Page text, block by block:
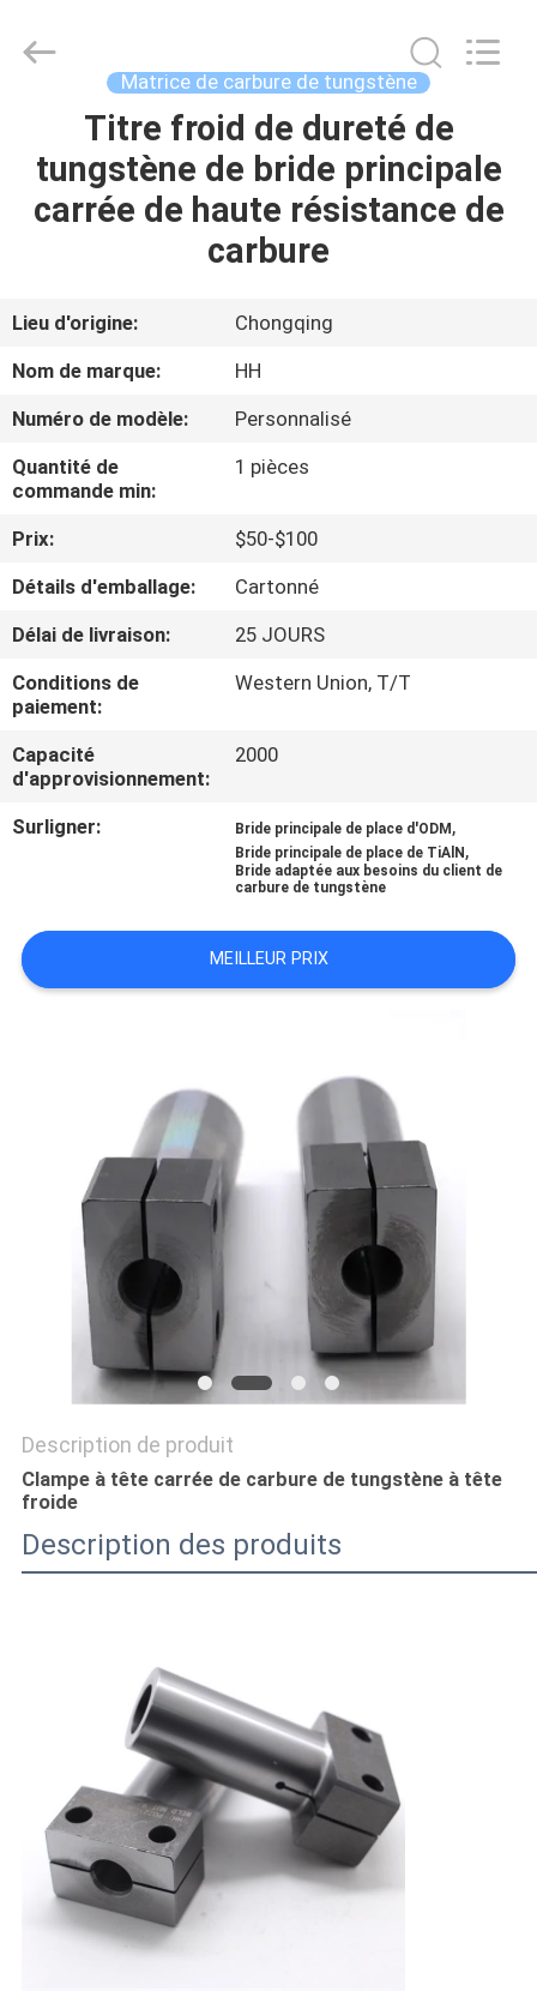
MAISON
PRODUITS
AU
DE
NOUS
VISITE
D'USINE
CONTRÔLE
DE
QUALITÉ
CONTACTEZ-
NOUVELLES
CITATION
PLAN
POLITIQUE
Precision
Matrice de carbure de tungstène
Titre froid de dureté de
tungstène de bride principale
carrée de haute résistance de
carbure
Lieu d'origine:
Chongqing
Nom de marque:
HH
Numéro de modèle:
Personnalisé
Quantité de
commande min:
1 pièces
Prix:
$50-$100
Détails d'emballage:
Cartonné
Délai de livraison:
25 JOURS
Conditions de
paiement:
Western Union, T/T
Capacité
d'approvisionnement:
2000
Surligner: Bride principale de place d'ODM ,
Bride principale de place de TiAlN ,
Bride adaptée aux besoins du client de
carbure de tungstène
MEILLEUR PRIX
Description de produit
Clampe à tête carrée de carbure de tungstène à tête
froide
Description des produits